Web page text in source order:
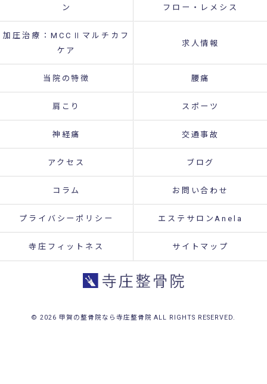
ン
フロー・レメシス
加圧治療：MCCⅡマルチカフ
ケア
求人情報
当院の特徴 腰痛
肩こり スポーツ
神経痛 交通事故
アクセス ブログ
コラム お問い合わせ
プライバシーポリシー エステサロンAnela
寺庄フィットネス サイトマップ
© 2026 甲賀の整骨院なら寺庄整骨院 ALL RIGHTS RESERVED.